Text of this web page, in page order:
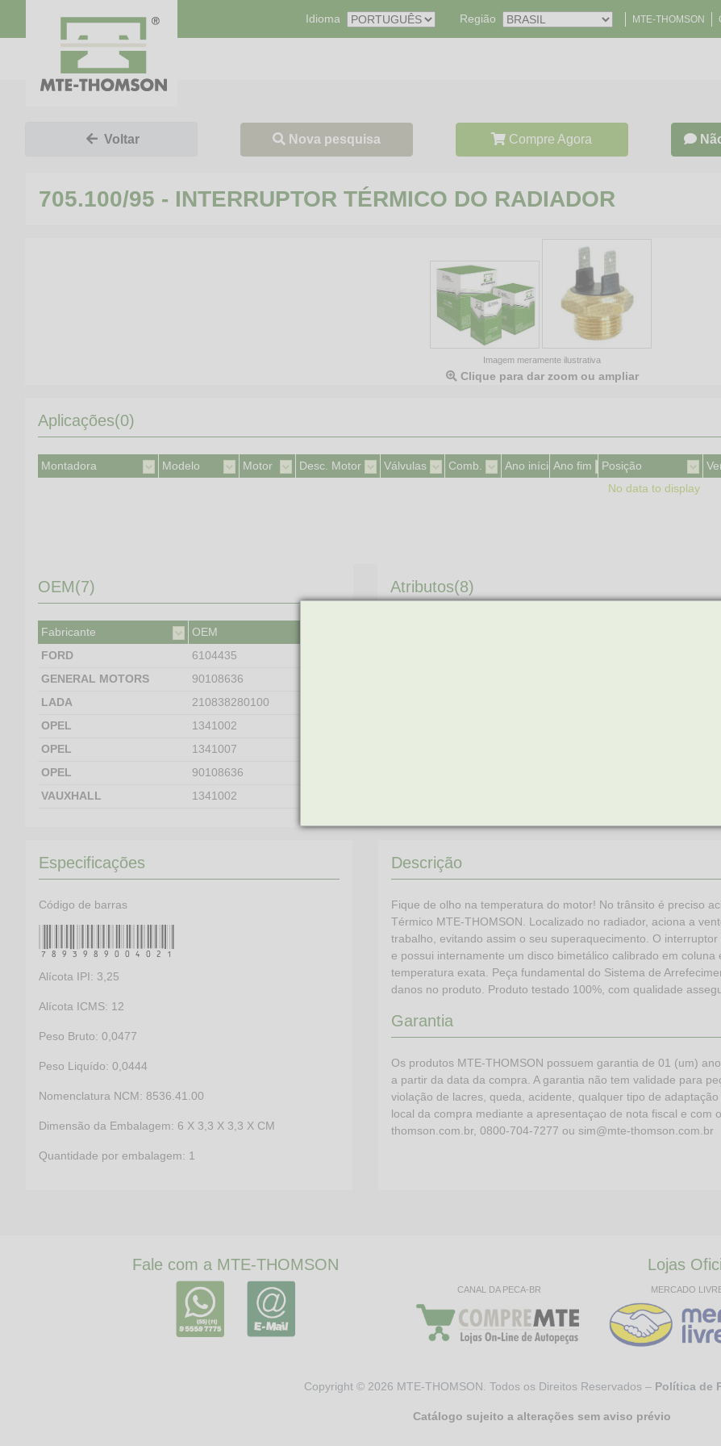
Idioma Região MTE-THOMSON
Voltar Nova pesquisa Compre Agora
705.100/95 - INTERRUPTOR TÉRMICO DO RADIADOR
Imagem meramente ilustrativa
Clique para dar zoom ou ampliar
Aplicações(0)
Montadora Modelo Motor Desc. Motor Válvulas Comb. Ano inícioAno fim Posição
No data to display
OEM(7)
Fabricante
OEM
FORD
6104435
GENERAL MOTORS
90108636
LADA
210838280100
OPEL
1341002
OPEL
1341007
OPEL
90108636
VAUXHALL
1341002
Atributos(8)
ACIONAMENTO
Especificações
Código de barras
7893989004021
Alícota IPI: 3,25
Alícota ICMS: 12
Peso Bruto: 0,0477
Peso Liquído: 0,0444
Nomenclatura NCM: 8536.41.00
Dimensão da Embalagem: 6 X 3,3 X 3,3 X CM
Quantidade por embalagem: 1
Descrição
Fique de olho na temperatura do motor! No trânsito é preciso
Térmico MTE-THOMSON. Localizado no radiador, aciona a
trabalho, evitando assim o seu superaquecimento. O
e possui internamente um disco bimetálico calibrado em
temperatura exata. Peça fundamental do Sistema de
danos no produto. Produto testado 100%, com qualidade
Garantia
Os produtos MTE-THOMSON possuem garantia de 01 (um)
a partir da data da compra. A garantia não tem validade para
violação de lacres, queda, acidente, qualquer tipo de
local da compra mediante a apresentaçao de nota fiscal e com
thomson.com.br, 0800-704-7277 ou sim@mte-thomson.com.br
Fale com a MTE-THOMSON Lojas
CANAL DA PECA-BR MERCADO
Copyright © 2026 MTE-THOMSON. Todos os Direitos Reservados – Política de
Catálogo sujeito a alterações sem aviso prévio